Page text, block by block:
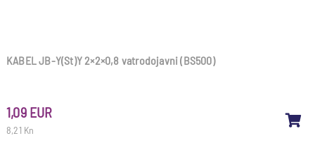
KABEL JB-Y(St)Y 2×2×0,8 vatrodojavni (BS500)
8,21 Kn
1,09 EUR